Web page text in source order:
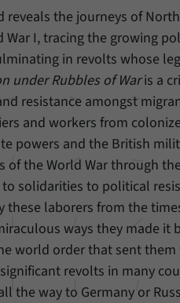
reveals the journeys of
War I, tracing the growing
in revolts whose
under Rubbles of Waris a
resistance amongst
and workers from
powers and the British
of the World War through
solidarities to political
these laborers from the
ways they made
world order that sent
revolts in many
the way to Germany or